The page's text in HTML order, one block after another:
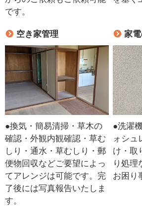
です。
空き家管理
●換気・簡易清掃・草木の
確認・外観内観確認・草む
しり・通水・草むしり・郵
便物回収などご要望によっ
てアレンジは可能です。完
了後には写真報告いたしま
す。
家
●洗濯
ォシュ
け・取
り処理
お困り